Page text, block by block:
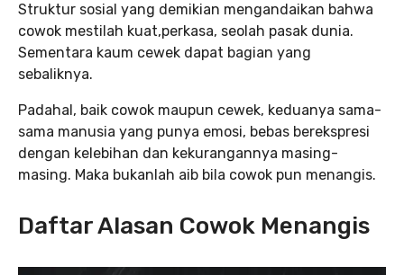
Struktur sosial yang demikian mengandaikan bahwa
cowok mestilah kuat,perkasa, seolah pasak dunia.
Sementara kaum cewek dapat bagian yang
sebaliknya.
Padahal, baik cowok maupun cewek, keduanya sama-
sama manusia yang punya emosi, bebas berekspresi
dengan kelebihan dan kekurangannya masing-
masing. Maka bukanlah aib bila cowok pun menangis.
Daftar Alasan Cowok Menangis